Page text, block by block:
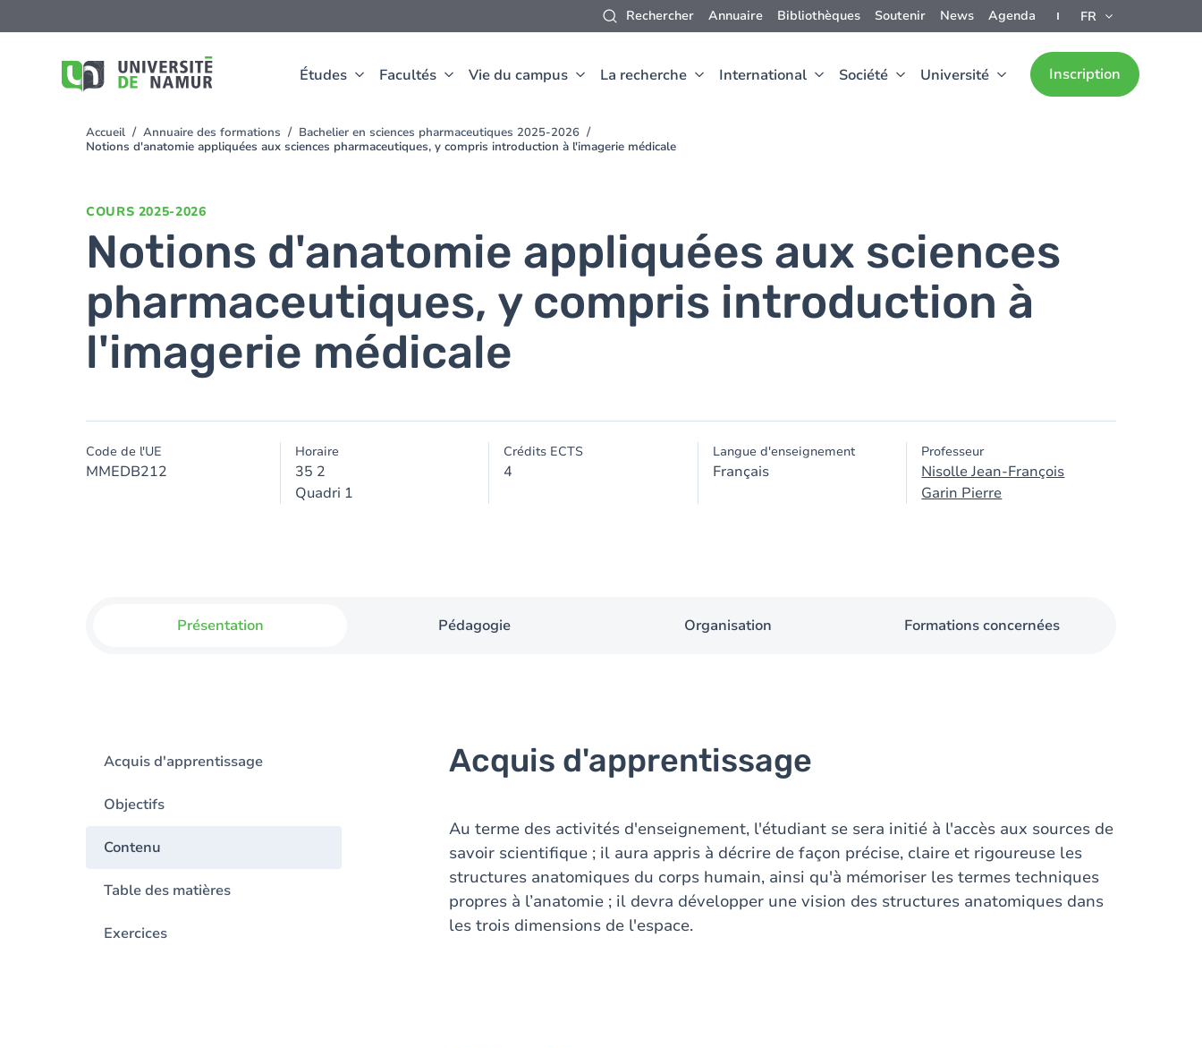
Rechercher Annuaire Bibliothèques Soutenir News Agenda FR
Études Facultés Vie du campus La recherche International Société Université Inscription
au
You
Accueil Annuaire des formations
Bachelier en sciences pharmaceutiques 2025-2026
Notions d'anatomie appliquées aux sciences pharmaceutiques, y compris introduction à l'imagerie médicale
COURS 2025-2026
Notions d'anatomie appliquées aux sciences
pharmaceutiques, y compris introduction à
l'imagerie médicale
Code de l'UE
MMEDB212
Horaire
35 2
Quadri 1
Crédits ECTS
4
Langue d'enseignement
Français
Professeur
Nisolle Jean-François
Garin Pierre
Présentation Pédagogie Organisation Formations concernées
Acquis d'apprentissage
Objectifs
Contenu
Table des matières
Exercices
Acquis d'apprentissage
Au terme des activités d'enseignement, l'étudiant se sera initié à l'accès aux sources de
savoir scientifique ; il aura appris à décrire de façon précise, claire et rigoureuse les
structures anatomiques du corps humain, ainsi qu'à mémoriser les termes techniques
propres à l’anatomie ; il devra développer une vision des structures anatomiques dans
les trois dimensions de l'espace.